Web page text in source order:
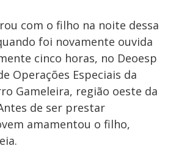
com o filho na noite dessa
foi novamente ouvida
cinco horas, no Deoesp
Operações Especiais da
Gameleira, região oeste da
de ser prestar
amamentou o filho,